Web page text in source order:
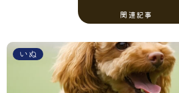
関連記事
いぬ